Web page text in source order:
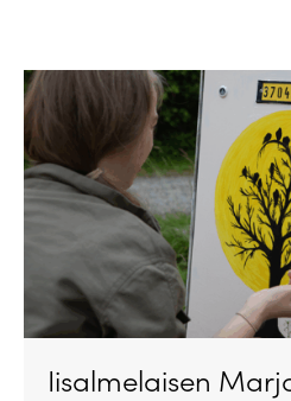
Iisalmelaisen